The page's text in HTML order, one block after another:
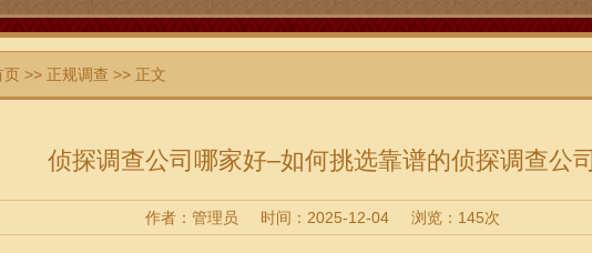
页>> 正规调查 >> 正文
侦探调查公司哪家好–如何挑选靠谱的侦探调查公司
作者：管理员 时间：2025-12-04 浏览：145次